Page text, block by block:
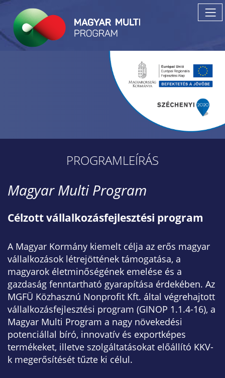
PROGRAMLEÍRÁS
Magyar Multi Program
Célzott vállalkozásfejlesztési program
A Magyar Kormány kiemelt célja az erős magyar
vállalkozások létrejöttének támogatása, a
magyarok életminőségének emelése és a
gazdaság fenntartható gyarapítása érdekében. Az
MGFÜ Közhasznú Nonprofit Kft. által végrehajtott
vállalkozásfejlesztési program (GINOP 1.1.4-16), a
Magyar Multi Program a nagy növekedési
potenciállal bíró, innovatív és exportképes
termékeket, illetve szolgáltatásokat előállító KKV-
k megerősítését tűzte ki célul.